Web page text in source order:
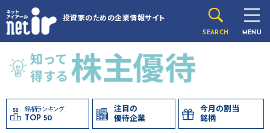
投資家のための企業情報サイト
SEARCH MENU
銘柄ランキング
TOP 50
注目の
優待企業
今月の割当
銘柄